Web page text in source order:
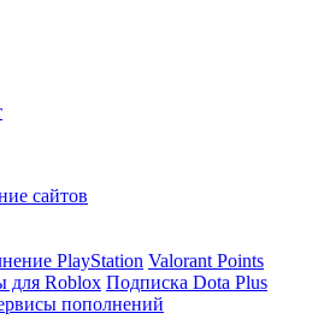
сайтов
PlayStation Valorant Points
для Roblox Подписка Dota Plus
пополнений